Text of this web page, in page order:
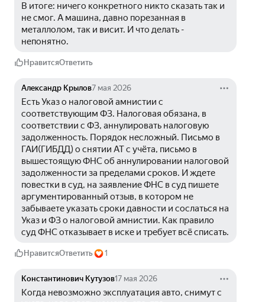
В итоге: ничего конкретного никто сказать так и
не смог. А машина, давно порезанная в
металлолом, так и висит. И что делать -
непонятно.
НравитсяОтветить
Aлександр Kрылов7 мая 2026
Есть Указ о налоговой амнистии с
соответствующим ФЗ. Налоговая обязана, в
соответствии с ФЗ, аннулировать налоговую
задолженность. Порядок несложный. Письмо в
ГАИ(ГИБДД) о снятии АТ с учёта, письмо в
вышестоящую ФНС об аннулировании налоговой
задолженности за пределами сроков. И ждете
повестки в суд, на заявление ФНС в суд пишете
аргументированный отзыв, в котором не
забываете указать сроки давности и сослаться на
Указ и ФЗ о налоговой амнистии. Как правило
суд ФНС отказывает в иске и требует всё списать.
НравитсяОтветить 1
Константинович Кутузов17 мая 2026
Когда невозможно эксплуатация авто, снимут с